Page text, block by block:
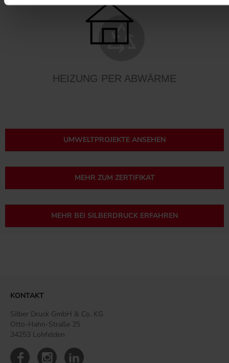
HEIZUNG PER ABWÄRME
UMWELTPROJEKTE ANSEHEN
MEHR ZUM ZERTIFIKAT
MEHR BEI SILBERDRUCK ERFAHREN
KONTAKT
Silber Druck GmbH & Co. KG
Otto-Hahn-Straße 25
34253 Lohfelden